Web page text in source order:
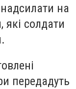
на
солдати
передадуть